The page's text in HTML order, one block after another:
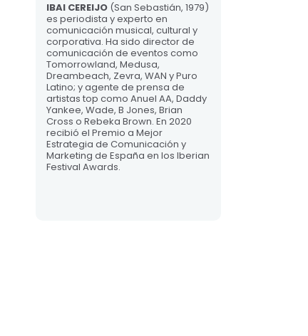
IBAI CEREIJO (San Sebastián, 1979)
es periodista y experto en
comunicación musical, cultural y
corporativa. Ha sido director de
comunicación de eventos como
Tomorrowland, Medusa,
Dreambeach, Zevra, WAN y Puro
Latino; y agente de prensa de
artistas top como Anuel AA, Daddy
Yankee, Wade, B Jones, Brian
Cross o Rebeka Brown. En 2020
recibió el Premio a Mejor
Estrategia de Comunicación y
Marketing de España en los Iberian
Festival Awards.